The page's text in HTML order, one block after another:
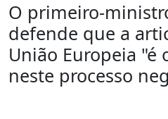
O primeiro-
defende que a
União Europeia "é
neste processo